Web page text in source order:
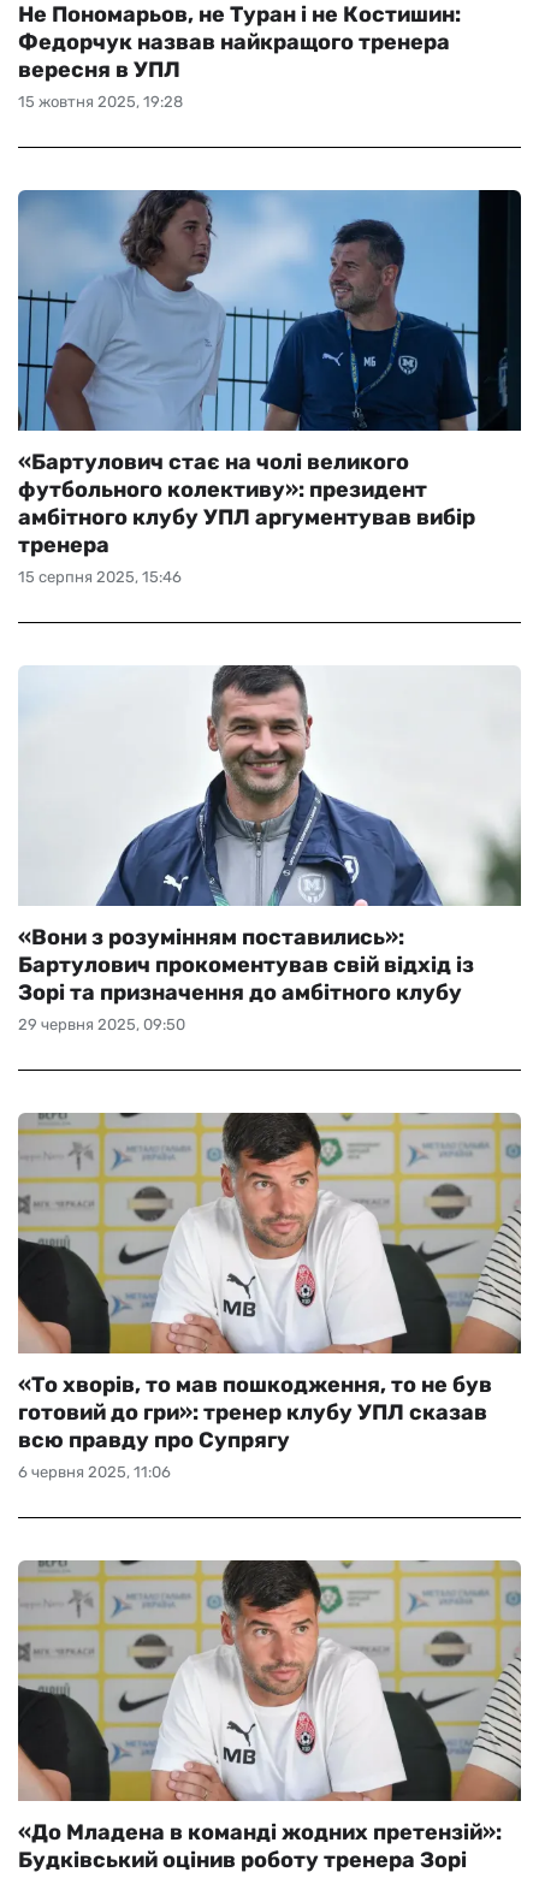
15 жовтня 2025, 19:28
Не Пономарьов, не Туран і не Костишин:
Федорчук назвав найкращого тренера
вересня в УПЛ
15 серпня 2025, 15:46
«Бартулович стає на чолі великого
футбольного колективу»: президент
амбітного клубу УПЛ аргументував вибір
тренера
29 червня 2025, 09:50
«Вони з розумінням поставились»:
Бартулович прокоментував свій відхід із
Зорі та призначення до амбітного клубу
6 червня 2025, 11:06
«То хворів, то мав пошкодження, то не був
готовий до гри»: тренер клубу УПЛ сказав
всю правду про Супрягу
«До Младена в команді жодних претензій»:
Будківський оцінив роботу тренера Зорі